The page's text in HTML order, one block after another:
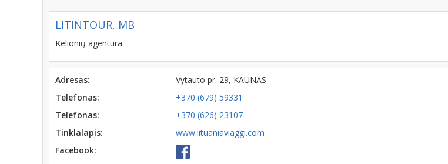
LITINTOUR, MB
Kelionių agentūra.
Adresas:
Vytauto pr. 29, KAUNAS
Telefonas:
+370 (679) 59331
Telefonas:
+370 (626) 23107
Tinklalapis:
www.lituaniaviaggi.com
Facebook: